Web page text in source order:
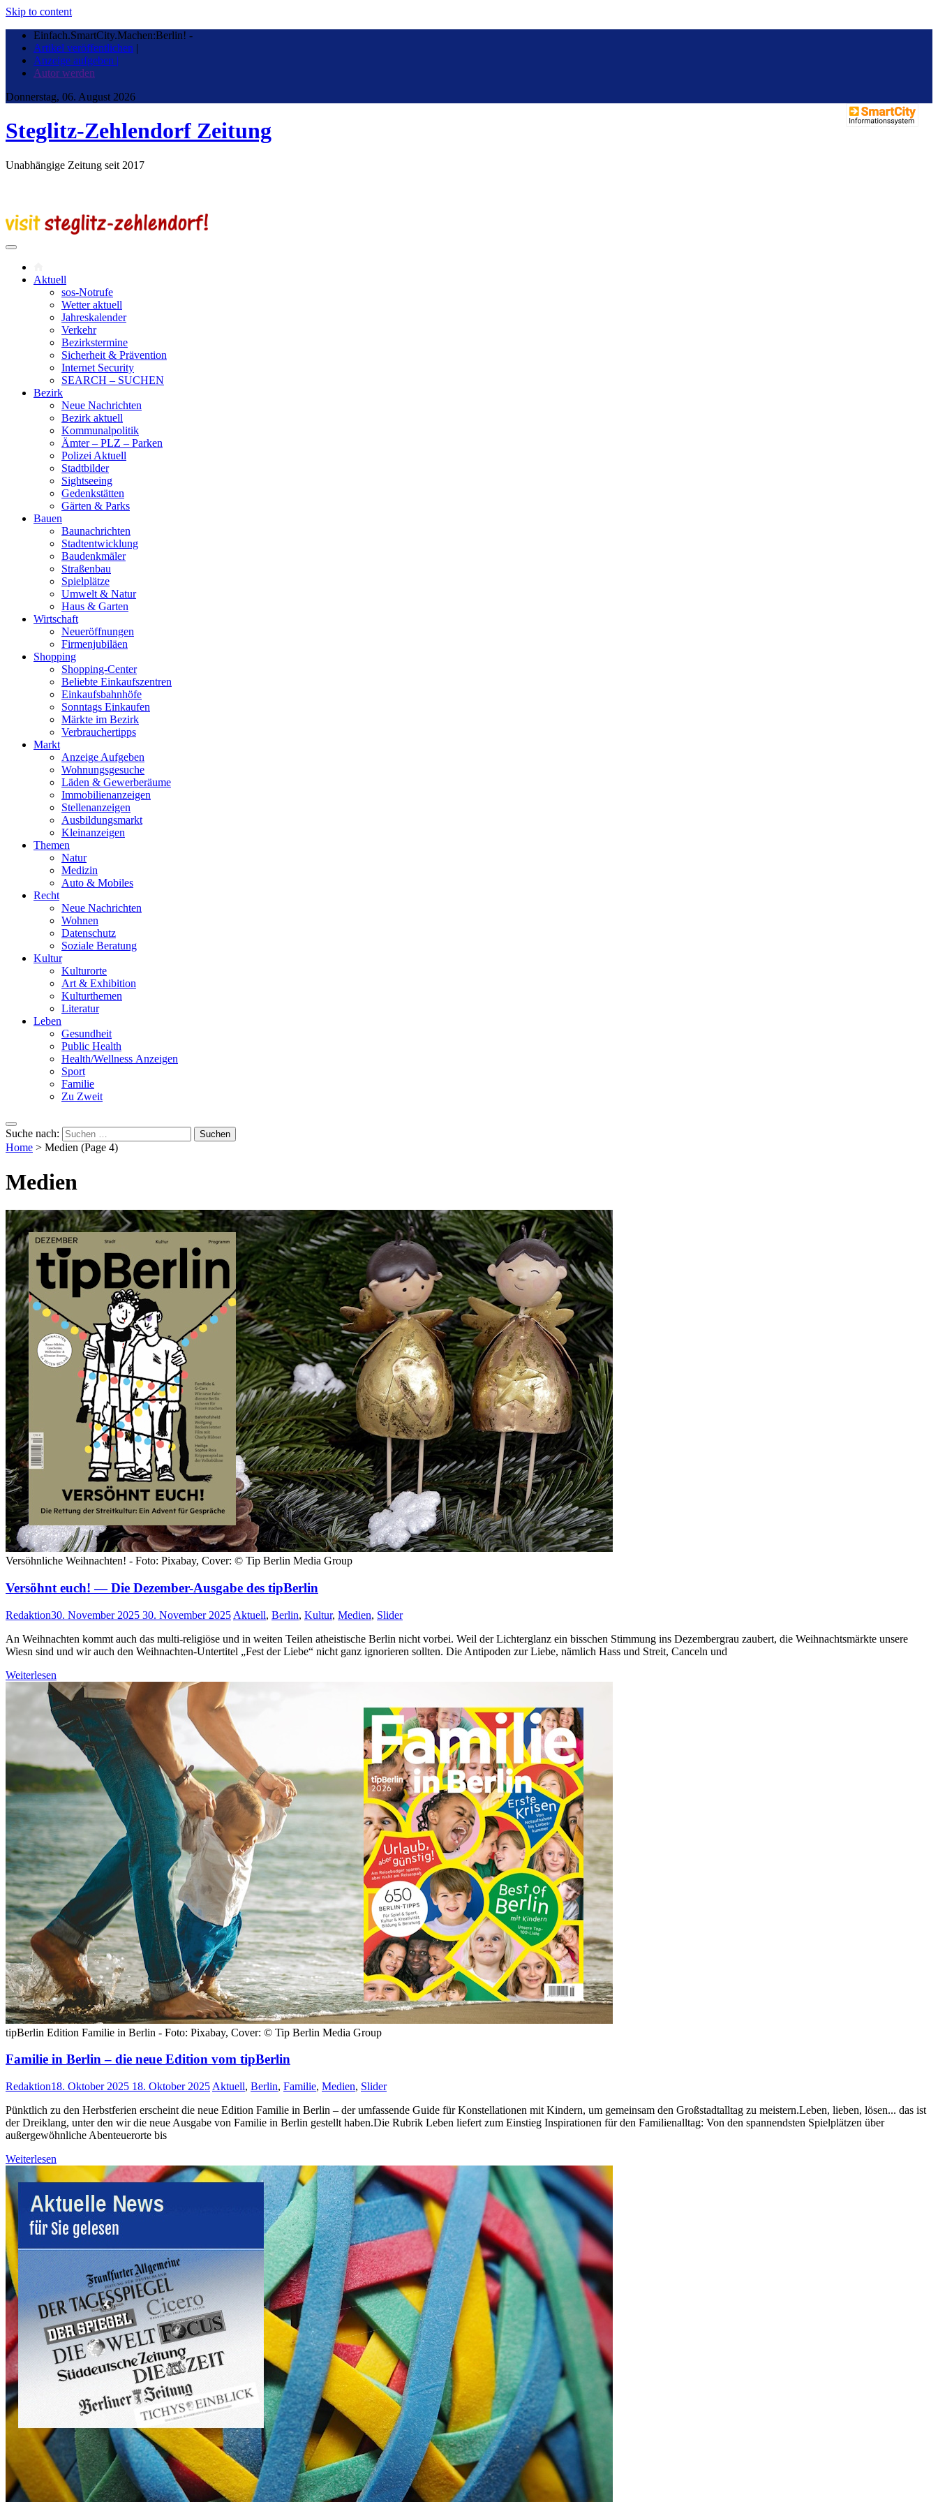
Skip to content
Einfach.SmartCity.Machen:Berlin! -
Artikel veröffentlichen |
Anzeige aufgeben |
Autor werden
Donnerstag, 06. August 2026
Steglitz-Zehlendorf Zeitung
Unabhängige Zeitung seit 2017
Aktuell
sos-Notrufe
Wetter aktuell
Jahreskalender
Verkehr
Bezirkstermine
Sicherheit & Prävention
Internet Security
SEARCH – SUCHEN
Bezirk
Neue Nachrichten
Bezirk aktuell
Kommunalpolitik
Ämter – PLZ – Parken
Polizei Aktuell
Stadtbilder
Sightseeing
Gedenkstätten
Gärten & Parks
Bauen
Baunachrichten
Stadtentwicklung
Baudenkmäler
Straßenbau
Spielplätze
Umwelt & Natur
Haus & Garten
Wirtschaft
Neueröffnungen
Firmenjubiläen
Shopping
Shopping-Center
Beliebte Einkaufszentren
Einkaufsbahnhöfe
Sonntags Einkaufen
Märkte im Bezirk
Verbrauchertipps
Markt
Anzeige Aufgeben
Wohnungsgesuche
Läden & Gewerberäume
Immobilienanzeigen
Stellenanzeigen
Ausbildungsmarkt
Kleinanzeigen
Themen
Natur
Medizin
Auto & Mobiles
Recht
Neue Nachrichten
Wohnen
Datenschutz
Soziale Beratung
Kultur
Kulturorte
Art & Exhibition
Kulturthemen
Literatur
Leben
Gesundheit
Public Health
Health/Wellness Anzeigen
Sport
Familie
Zu Zweit
Suche nach:
Home > Medien (Page 4)
Medien
Versöhnliche Weihnachten! - Foto: Pixabay, Cover: © Tip Berlin Media Group
Versöhnt euch! — Die Dezember-Ausgabe des tipBerlin
Redaktion30. November 2025 30. November 2025 Aktuell, Berlin, Kultur, Medien, Slider
An Weihnachten kommt auch das multi-religiöse und in weiten Teilen atheistische Berlin nicht vorbei. Weil der Lichterglanz ein bisschen Stimmung ins Dezembergrau zaubert, die Weihnachtsmärkte unsere
Wiesn sind und wir auch den Weihnachten-Untertitel „Fest der Liebe“ nicht ganz ignorieren sollten. Die Antipoden zur Liebe, nämlich Hass und Streit, Canceln und
Weiterlesen
tipBerlin Edition Familie in Berlin - Foto: Pixabay, Cover: © Tip Berlin Media Group
Familie in Berlin – die neue Edition vom tipBerlin
Redaktion18. Oktober 2025 18. Oktober 2025 Aktuell, Berlin, Familie, Medien, Slider
Pünktlich zu den Herbstferien erscheint die neue Edition Familie in Berlin – der umfassende Guide für Konstellationen mit Kindern, um gemeinsam den Großstadtalltag zu meistern.Leben, lieben, lösen... das ist
der Dreiklang, unter den wir die neue Ausgabe von Familie in Berlin gestellt haben.Die Rubrik Leben liefert zum Einstieg Inspirationen für den Familienalltag: Von den spannendsten Spielplätzen über
außergewöhnliche Abenteuerorte bis
Weiterlesen